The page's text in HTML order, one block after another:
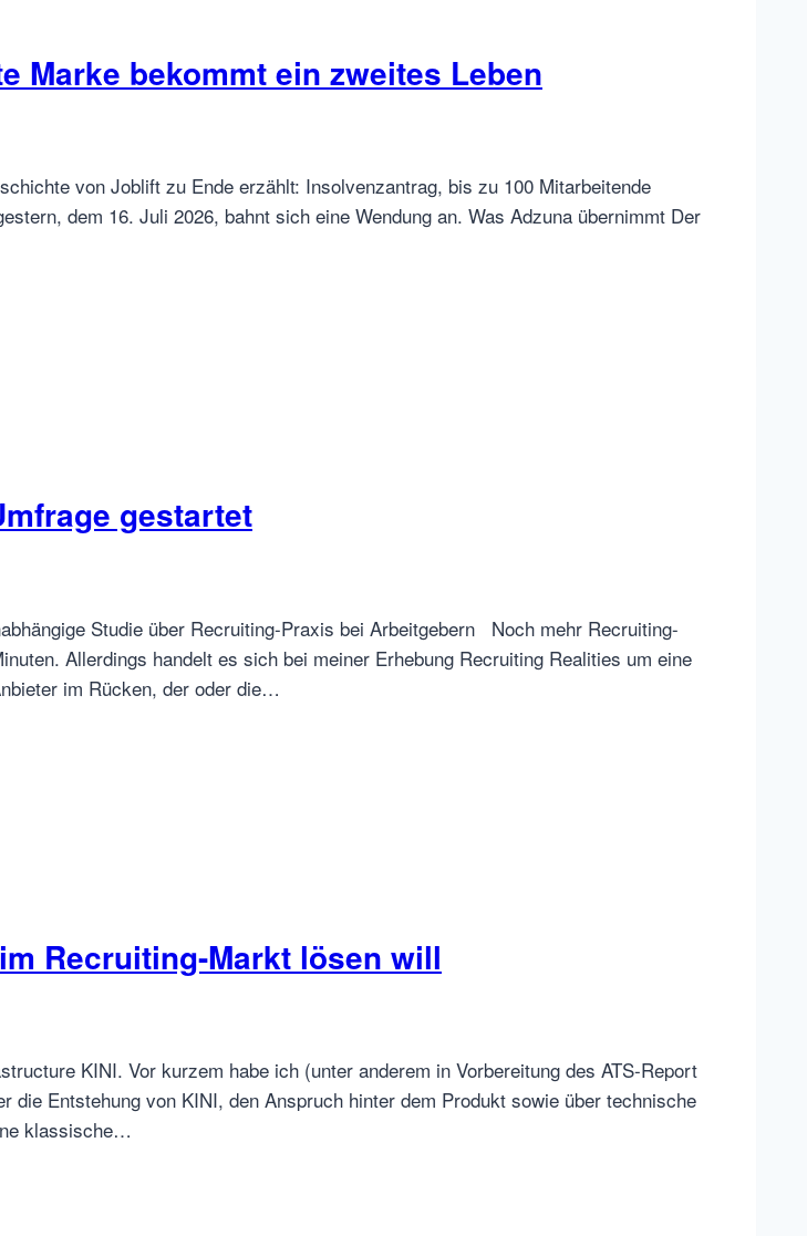
Marke bekommt ein zweites Leben
von Joblift zu Ende erzählt: Insolvenzantrag, bis zu 100 Mitarbeitende
dem 16. Juli 2026, bahnt sich eine Wendung an. Was Adzuna übernimmt Der
gestartet
Studie über Recruiting-Praxis bei Arbeitgebern Noch mehr Recruiting-
Allerdings handelt es sich bei meiner Erhebung Recruiting Realities um eine
im Rücken, der oder die…
Recruiting-Markt lösen will
KINI. Vor kurzem habe ich (unter anderem in Vorbereitung des ATS-Report
die Entstehung von KINI, den Anspruch hinter dem Produkt sowie über technische
klassische…